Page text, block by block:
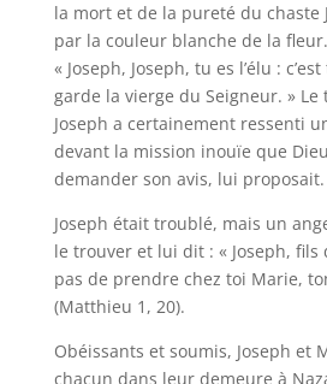
la mort et de la pureté du chaste
par la couleur blanche de la
« Joseph, Joseph, tu es l’élu :
garde la vierge du Seigneur. » Le
Joseph a certainement ressenti
devant la mission inouïe que
demander son avis, lui proposait.
Joseph était troublé, mais un
le trouver et lui dit : « Joseph, fils
pas de prendre chez toi Marie,
(Matthieu 1, 20).
Obéissants et soumis, Joseph et
chacun dans leur demeure à